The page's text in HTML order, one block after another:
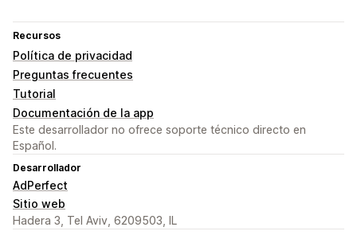
Recursos
Política de privacidad
Preguntas frecuentes
Tutorial
Documentación de la app
Este desarrollador no ofrece soporte técnico directo en
Español.
Desarrollador
AdPerfect
Sitio web
Hadera 3, Tel Aviv, 6209503, IL